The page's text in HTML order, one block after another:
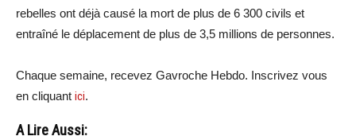
rebelles ont déjà causé la mort de plus de 6 300 civils et
entraîné le déplacement de plus de 3,5 millions de personnes.
Chaque semaine, recevez Gavroche Hebdo. Inscrivez vous
en cliquant ici.
A Lire Aussi: